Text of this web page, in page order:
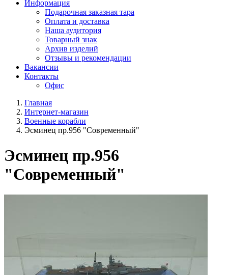
Информация
Подарочная заказная тара
Оплата и доставка
Наша аудитория
Товарный знак
Архив изделий
Отзывы и рекомендации
Вакансии
Контакты
Офис
Главная
Интернет-магазин
Военные корабли
Эсминец пр.956 "Современный"
Эсминец пр.956
"Современный"